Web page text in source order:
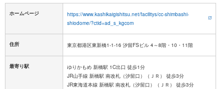
ホームページ
https://www.kashikaigishitsu.net/facilitys/cc-shimbashi-
shiodome/?ctid=ad_s_kgcom
住所 東京都港区東新橋1-1-16 汐留FSビル 4～8階・10・11階
最寄り駅
ゆりかもめ 新橋駅 1C出口 徒歩1分
JR山手線 新橋駅 南改札（汐留口）（ＪＲ） 徒歩3分
JR東海道本線 新橋駅 南改札（汐留口）（ＪＲ） 徒歩3分